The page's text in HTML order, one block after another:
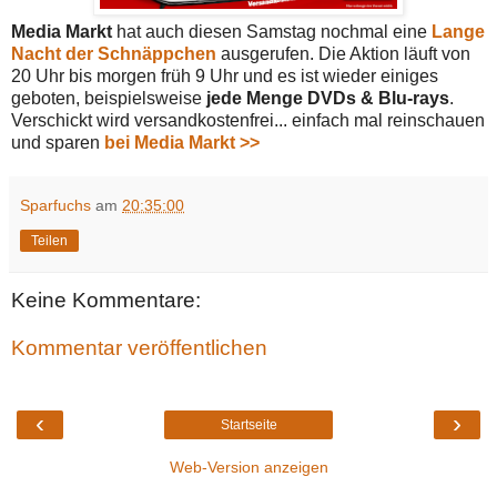
Media Markt hat auch diesen Samstag nochmal eine Lange
Nacht der Schnäppchen ausgerufen. Die Aktion läuft von
20 Uhr bis morgen früh 9 Uhr und es ist wieder einiges
geboten, beispielsweise jede Menge DVDs & Blu-rays.
Verschickt wird versandkostenfrei... einfach mal reinschauen
und sparen bei Media Markt >>
Sparfuchs am 20:35:00
Teilen
Keine Kommentare:
Kommentar veröffentlichen
‹ ›
Startseite
Web-Version anzeigen